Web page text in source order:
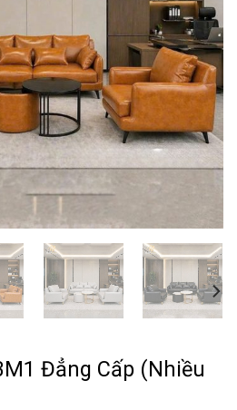
Đẳng Cấp (Nhiều